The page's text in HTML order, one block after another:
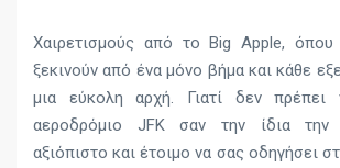
Χαιρετισμούς από το Big Apple, όπου
ξεκινούν από ένα μόνο βήμα και κάθε
μια εύκολη αρχή. Γιατί δεν πρέπει
αεροδρόμιο JFK σαν την ίδια την
αξιόπιστο και έτοιμο να σας οδηγήσει